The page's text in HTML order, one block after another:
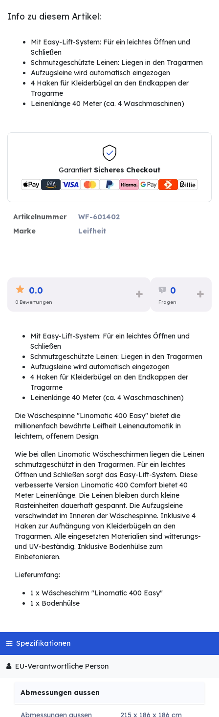
Info zu diesem Artikel:
Mit Easy-Lift-System: Für ein leichtes Öffnen und
Schließen
Schmutzgeschützte Leinen: Liegen in den Tragarmen
Aufzugsleine wird automatisch eingezogen
4 Haken für Kleiderbügel an den Endkappen der
Tragarme
Leinenlänge 40 Meter (ca. 4 Waschmaschinen)
Garantiert Sicheres Checkout
Artikelnummer
WF-601402
Marke
Leifheit
0.0
0 Bewertungen
0
Fragen
Mit Easy-Lift-System: Für ein leichtes Öffnen und
Schließen
Schmutzgeschützte Leinen: Liegen in den Tragarmen
Aufzugsleine wird automatisch eingezogen
4 Haken für Kleiderbügel an den Endkappen der
Tragarme
Leinenlänge 40 Meter (ca. 4 Waschmaschinen)
Die Wäschespinne "Linomatic 400 Easy" bietet die
millionenfach bewährte Leifheit Leinenautomatik in
leichtem, offenem Design.
Wie bei allen Linomatic Wäscheschirmen liegen die Leinen
schmutzgeschützt in den Tragarmen. Für ein leichtes
Öffnen und Schließen sorgt das Easy-Lift-System. Diese
verbesserte Version Linomatic 400 Comfort bietet 40
Meter Leinenlänge. Die Leinen bleiben durch kleine
Rasteinheiten dauerhaft gespannt. Die Aufzugsleine
verschwindet im Inneren der Wäschespinne. Inklusive 4
Haken zur Aufhängung von Kleiderbügeln an den
Tragarmen. Alle eingesetzten Materialien sind witterungs-
und UV-beständig. Inklusive Bodenhülse zum
Einbetonieren.
Lieferumfang:
1 x Wäscheschirm "Linomatic 400 Easy"
1 x Bodenhülse
Spezifikationen
EU-Verantwortliche Person
Abmessungen aussen
Abmessungen aussen 215 x 186 x 186 cm